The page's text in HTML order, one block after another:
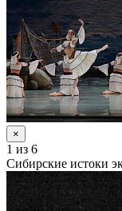
×
1 из 6
Сибирские истоки